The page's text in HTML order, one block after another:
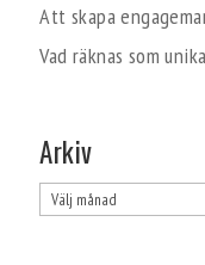
Att skapa
Vad räknas som
Arkiv
Arkiv